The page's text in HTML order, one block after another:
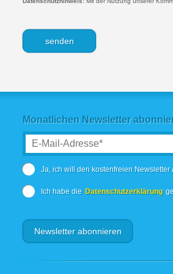
Monatlichen Newsletter
Ja, ich will den kostenfreien Newsletter
Ich habe die Datenschutzerklärung